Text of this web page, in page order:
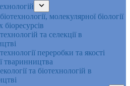
молекулярної біології
біоресурсів
та селекції в
переробки та якості
тваринництва
та біотехнологій в